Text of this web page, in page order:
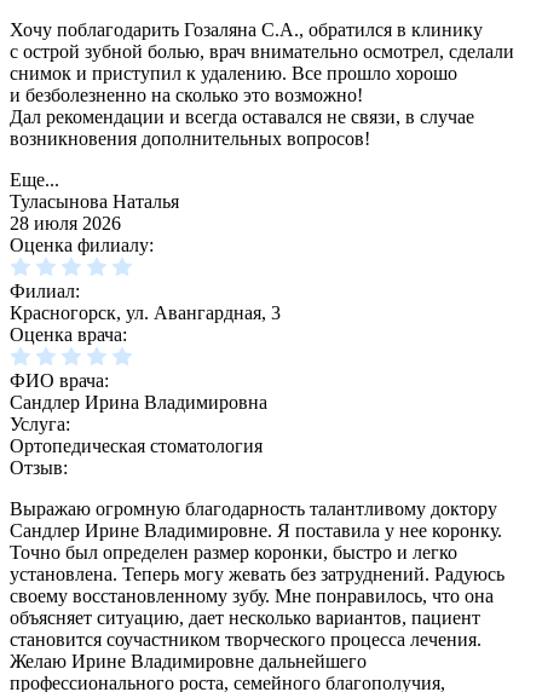
Хочу поблагодарить Гозаляна С.А., обратился в клинику
с острой зубной болью, врач внимательно осмотрел, сделали
снимок и приступил к удалению. Все прошло хорошо
и безболезненно на сколько это возможно!
Дал рекомендации и всегда оставался не связи, в случае
возникновения дополнительных вопросов!
Еще...
Туласынова Наталья
28 июля 2026
Оценка филиалу:
Филиал:
Красногорск, ул. Авангардная, 3
Оценка врача:
ФИО врача:
Сандлер Ирина Владимировна
Услуга:
Ортопедическая стоматология
Отзыв:
Выражаю огромную благодарность талантливому доктору
Сандлер Ирине Владимировне. Я поставила у нее коронку.
Точно был определен размер коронки, быстро и легко
установлена. Теперь могу жевать без затруднений. Радуюсь
своему восстановленному зубу. Мне понравилось, что она
объясняет ситуацию, дает несколько вариантов, пациент
становится соучастником творческого процесса лечения.
Желаю Ирине Владимировне дальнейшего
профессионального роста, семейного благополучия,